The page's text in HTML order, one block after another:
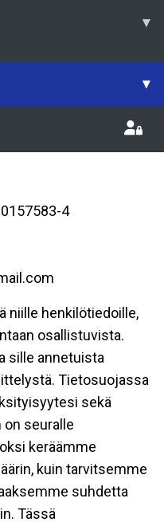
▾
▾
4
niille henkilötiedoille,
osallistuvista.
sille annetuista
Tietosuojassa
sekä
seuralle
keräämme
kuin tarvitsemme
suhdetta
Tässä